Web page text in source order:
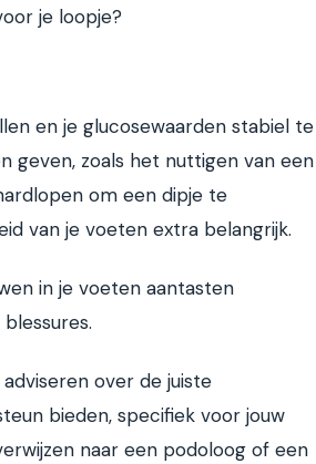
je loopje?
en je glucosewaarden stabiel te
geven, zoals het nuttigen van een
om een dipje te
van je voeten extra belangrijk.
in je voeten aantasten
over de juiste
bieden, specifiek voor jouw
naar een podoloog of een